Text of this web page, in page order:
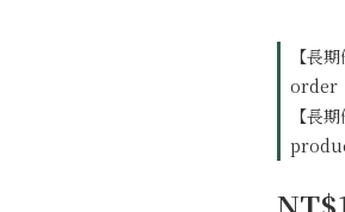
【長
order
【長